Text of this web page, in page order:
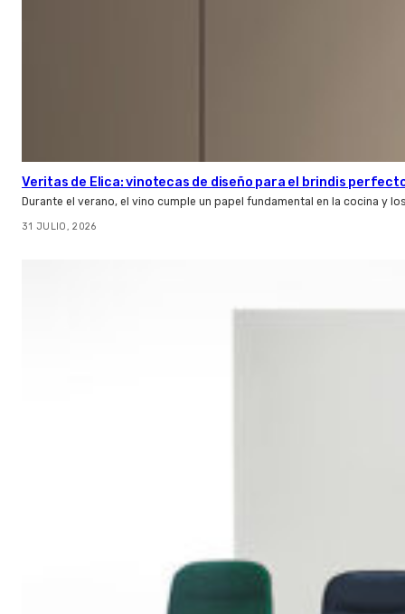
Veritas de Elica: vinotecas de diseño para el brindis
Durante el verano, el vino cumple un papel fundamental en la cocina y
31 JULIO, 2026